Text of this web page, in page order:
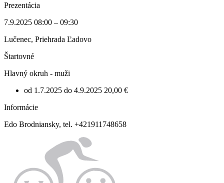
Prezentácia
7.9.2025 08:00 – 09:30
Lučenec, Priehrada Ľadovo
Štartovné
Hlavný okruh - muži
od 1.7.2025 do 4.9.2025 20,00 €
Informácie
Edo Brodniansky, tel. +421911748658